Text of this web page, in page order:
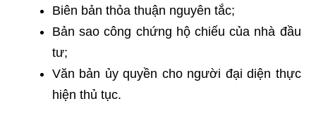
Biên bản thỏa thuận nguyên tắc;
Bản sao công chứng hộ chiếu của nhà đầu
tư;
Văn bản ủy quyền cho người đại diện thực
hiện thủ tục.